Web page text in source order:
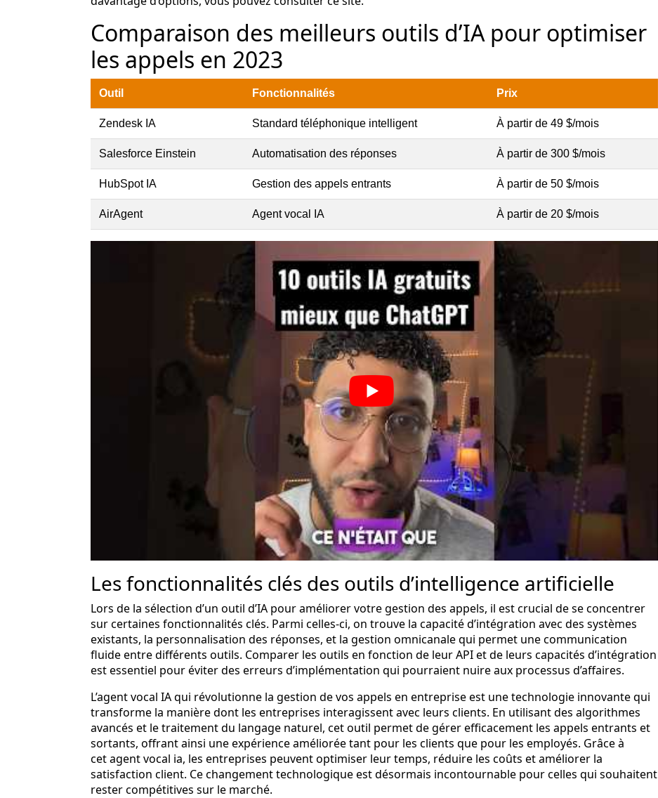
Comparaison des meilleurs outils d’IA pour optimiser
les appels en 2023
Outil Fonctionnalités Prix
Zendesk IA Standard téléphonique intelligent À partir de 49 $/mois
Salesforce Einstein Automatisation des réponses À partir de 300 $/mois
HubSpot IA Gestion des appels entrants À partir de 50 $/mois
AirAgent Agent vocal IA À partir de 20 $/mois
Les fonctionnalités clés des outils d’intelligence artificielle
Lors de la sélection d’un outil d’IA pour améliorer votre gestion des appels, il est crucial de se concentrer
sur certaines fonctionnalités clés. Parmi celles-ci, on trouve la capacité d’intégration avec des systèmes
existants, la personnalisation des réponses, et la gestion omnicanale qui permet une communication
fluide entre différents outils. Comparer les outils en fonction de leur API et de leurs capacités d’intégration
est essentiel pour éviter des erreurs d’implémentation qui pourraient nuire aux processus d’affaires.
L’agent vocal IA qui révolutionne la gestion de vos appels en entreprise est une technologie innovante qui
transforme la manière dont les entreprises interagissent avec leurs clients. En utilisant des algorithmes
avancés et le traitement du langage naturel, cet outil permet de gérer efficacement les appels entrants et
sortants, offrant ainsi une expérience améliorée tant pour les clients que pour les employés. Grâce à
cetagent vocal ia, les entreprises peuvent optimiser leur temps, réduire les coûts et améliorer la
satisfaction client. Ce changement technologique est désormais incontournable pour celles qui souhaitent
rester compétitives sur le marché.